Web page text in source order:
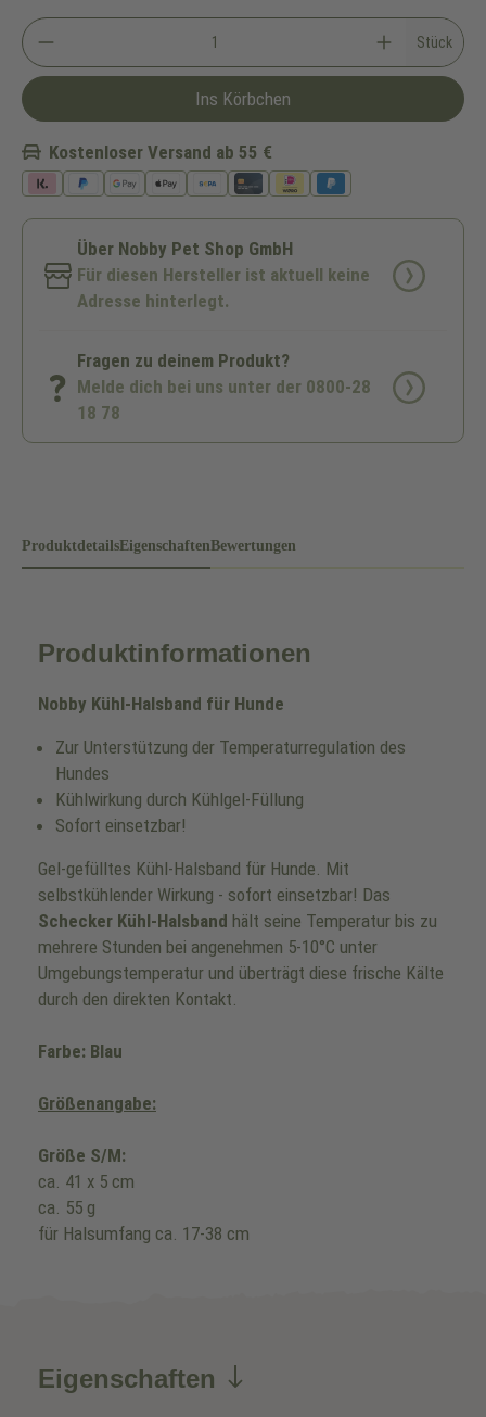
Stück
Ins Körbchen
Kostenloser Versand ab 55 €
Über Nobby Pet Shop GmbH
Für diesen Hersteller ist aktuell keine
Adresse hinterlegt.
Fragen zu deinem Produkt?
Melde dich bei uns unter der 0800-28
18 78
ProduktdetailsEigenschaftenBewertungen
Produktinformationen
Nobby Kühl-Halsband für Hunde
Zur Unterstützung der Temperaturregulation des
Hundes
Kühlwirkung durch Kühlgel-Füllung
Sofort einsetzbar!
Gel-gefülltes Kühl-Halsband für Hunde. Mit
selbstkühlender Wirkung - sofort einsetzbar! Das
Schecker Kühl-Halsband hält seine Temperatur bis zu
mehrere Stunden bei angenehmen 5-10°C unter
Umgebungstemperatur und überträgt diese frische Kälte
durch den direkten Kontakt.
Farbe: Blau
Größenangabe:
Größe S/M:
ca. 41 x 5 cm
ca. 55 g
für Halsumfang ca. 17-38 cm
Eigenschaften